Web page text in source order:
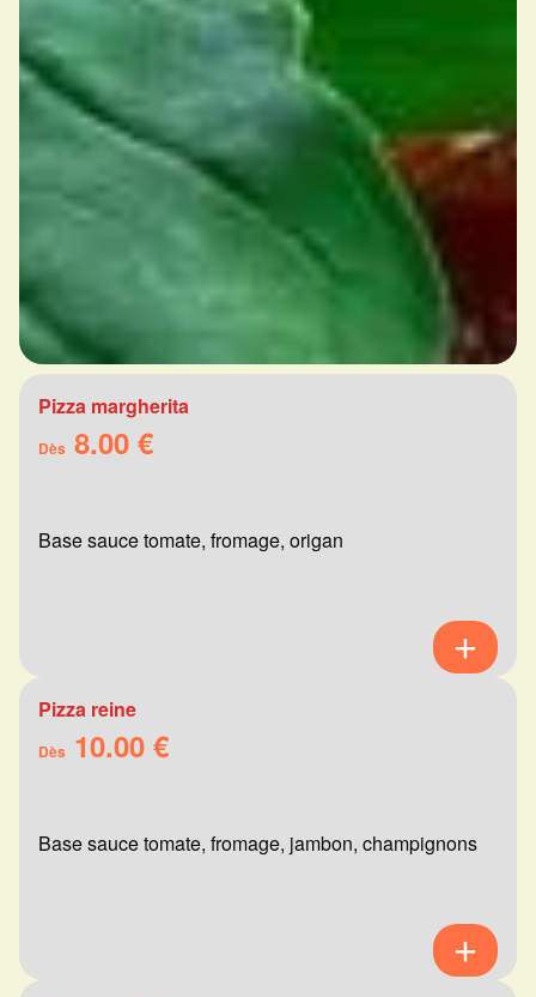
Pizza margherita
Dès 8.00 €
Base sauce tomate, fromage, origan
Pizza reine
Dès 10.00 €
Base sauce tomate, fromage, jambon, champignons